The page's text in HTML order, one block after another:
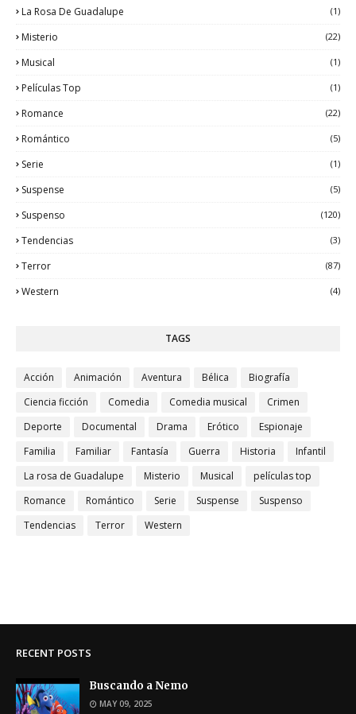
La Rosa De Guadalupe (1)
Misterio (22)
Musical (1)
Películas Top (1)
Romance (22)
Romántico (5)
Serie (1)
Suspense (5)
Suspenso (120)
Tendencias (3)
Terror (87)
Western (4)
TAGS
Acción Animación Aventura Bélica
Biografía
Ciencia ficción
Comedia Comedia musical
Crimen
Deporte
Documental Drama Erótico
Espionaje
Familia
Familiar Fantasía Guerra Historia
Infantil
La rosa de Guadalupe
Misterio Musical
películas top
Romance
Romántico Serie Suspense
Suspenso
Tendencias
Terror Western
RECENT POSTS
Buscando a Nemo
MAY 09, 2025